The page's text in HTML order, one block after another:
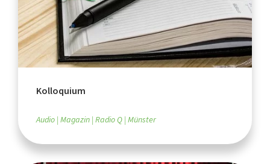
Kolloquium
Audio Magazin Radio Q Münster